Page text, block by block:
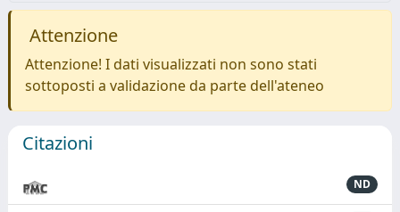
Attenzione
Attenzione! I dati visualizzati non sono stati
sottoposti a validazione da parte dell'ateneo
Citazioni
ND